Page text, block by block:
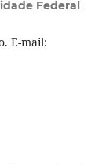
Federal
E-mail: